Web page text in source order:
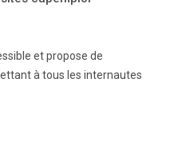
et propose de
à tous les internautes